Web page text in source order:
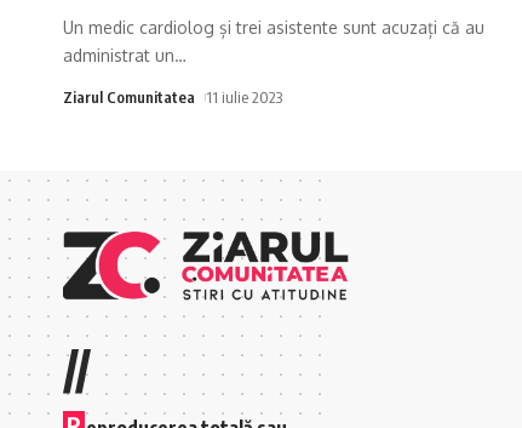
Un medic cardiolog și trei asistente sunt acuzați că au
administrat un…
Ziarul Comunitatea 11 iulie 2023
//